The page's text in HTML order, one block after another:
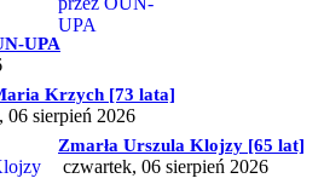
UPA
Krzych [73 lata]
06 sierpień 2026
Zmarła Urszula Klojzy [65 lat]
czwartek, 06 sierpień 2026